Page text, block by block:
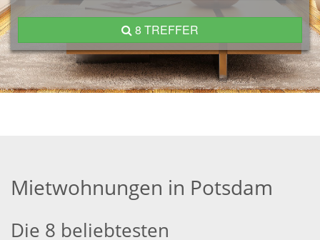
8 TREFFER
Mietwohnungen in Potsdam
Die 8 beliebtesten